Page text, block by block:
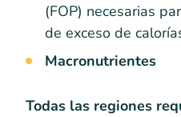
(FOP) necesarias
de exceso de
Macronutrientes
Todas las regiones